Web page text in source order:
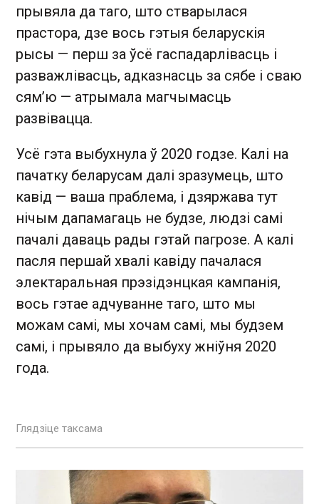
прывяла да таго, што стварылася
прастора, дзе вось гэтыя беларускія
рысы — перш за ўсё гаспадарлівасць і
разважлівасць, адказнасць за сябе і сваю
сям’ю — атрымала магчымасць
развівацца.
Усё гэта выбухнула ў 2020 годзе. Калі на
пачатку беларусам далі зразумець, што
кавід — ваша праблема, і дзяржава тут
нічым дапамагаць не будзе, людзі самі
пачалі даваць рады гэтай пагрозе. А калі
пасля першай хвалі кавіду пачалася
электаральная прэзідэнцкая кампанія,
вось гэтае адчуванне таго, што мы
можам самі, мы хочам самі, мы будзем
самі, і прывяло да выбуху жніўня 2020
года.
Глядзіце таксама